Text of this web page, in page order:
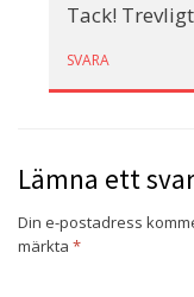
Tack!
SVARA
Lämna ett svar
Din e-postadress
märkta *